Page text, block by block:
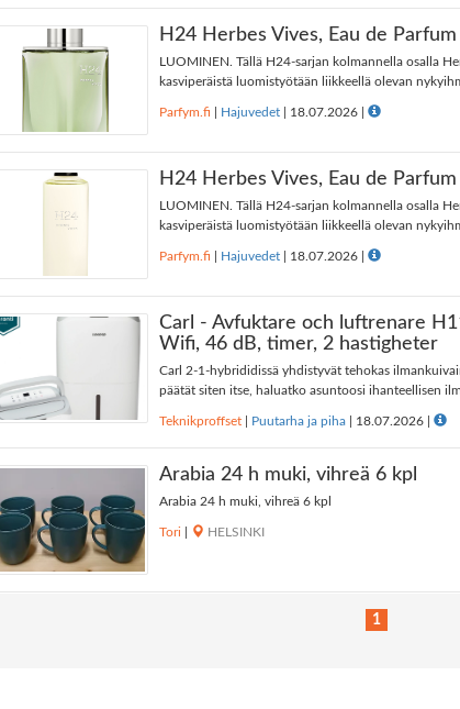
H24 Herbes Vives, Eau de Parfum
LUOMINEN. Tällä H24-sarjan kolmannella osalla
kasviperäistä luomistyötään liikkeellä olevan
Parfym.fi Hajuvedet 18.07.2026
H24 Herbes Vives, Eau de Parfum
LUOMINEN. Tällä H24-sarjan kolmannella osalla
kasviperäistä luomistyötään liikkeellä olevan
Parfym.fi Hajuvedet 18.07.2026
Carl - Avfuktare och luftrenare
Wifi, 46 dB, timer, 2 hastigheter
Carl 2-1-hybrididissä yhdistyvät tehokas
päätät siten itse, haluatko asuntoosi ihanteellisen
Teknikproffset Puutarha ja piha 18.07.2026
Arabia 24 h muki, vihreä 6 kpl
Arabia 24 h muki, vihreä 6 kpl
Tori HELSINKI
1